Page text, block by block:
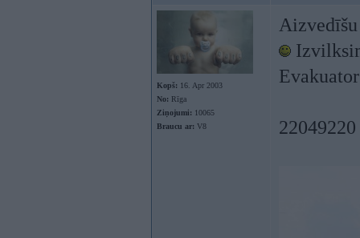
Kopš: 16. Apr 2003
No: Rīga
Ziņojumi: 10065
Braucu ar: V8 22049220